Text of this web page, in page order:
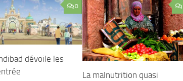
0
dévoile les
La malnutrition quasi